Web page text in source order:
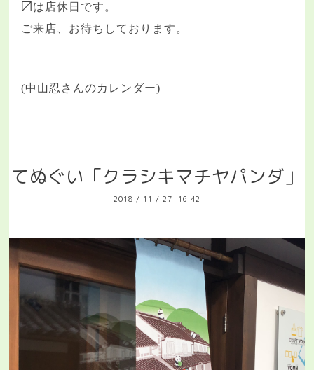
〼は店休日です。
ご来店、お待ちしております。
(中山忍さんのカレンダー)
てぬぐい「クラシキマチヤパンダ」
2018 / 11 / 27 16:42